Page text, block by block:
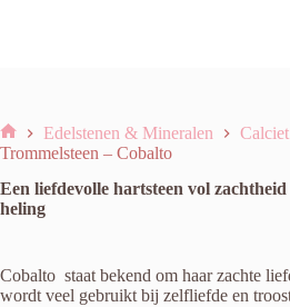
Home
Edelstenen & Mineralen
Calciet
Trommelsteen – Cobalto
Een liefdevolle hartsteen vol zachtheid
heling
Cobalto staat bekend om haar zachte
wordt veel gebruikt bij zelfliefde en